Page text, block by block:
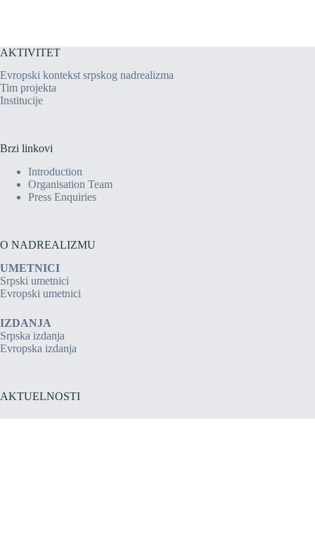
AKTIVITET
Evropski kontekst srpskog nadrealizma
Tim projekta
Institucije
Brzi linkovi
Introduction
Organisation Team
Press Enquiries
O NADREALIZMU
UMETNICI
Srpski umetnici
Evropski umetnici
IZDANJA
Srpska izdanja
Evropska izdanja
AKTUELNOSTI